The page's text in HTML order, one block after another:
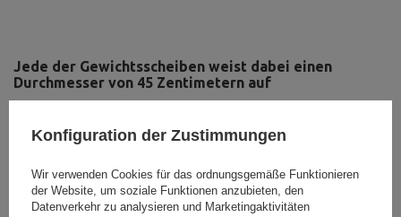
Jede der Gewichtsscheiben weist dabei einen
Durchmesser von 45 Zentimetern auf
Gewichtsscheiben von Marbo Sport werden alle
Gewichtsscheiben im Zuge des Auswerfens der
die Aufprallenergie auf eine vergrößerte Oberfläche trifft.
Dadurch werden Untergründe effektiv geschützt und es
sind keine Beschädigungen zu erwarten, wenn die
Konfiguration der Zustimmungen
Wir verwenden Cookies für das ordnungsgemäße Funktionieren
der Website, um soziale Funktionen anzubieten, den
Datenverkehr zu analysieren und Marketingaktivitäten